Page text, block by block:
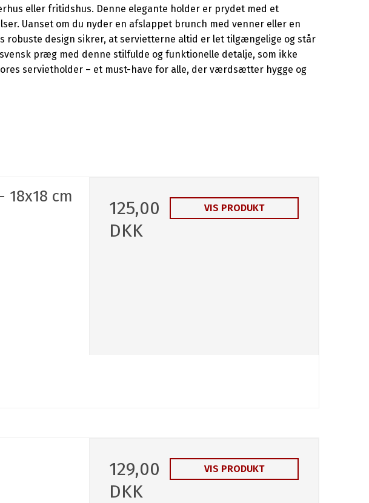
eller fritidshus. Denne elegante holder er prydet med et
Uanset om du nyder en afslappet brunch med venner eller en
robuste design sikrer, at servietterne altid er let tilgængelige og står
præg med denne stilfulde og funktionelle detalje, som ikke
servietholder – et must-have for alle, der værdsætter hygge og
cm
125,00
DKK
VIS PRODUKT
129,00
DKK
VIS PRODUKT